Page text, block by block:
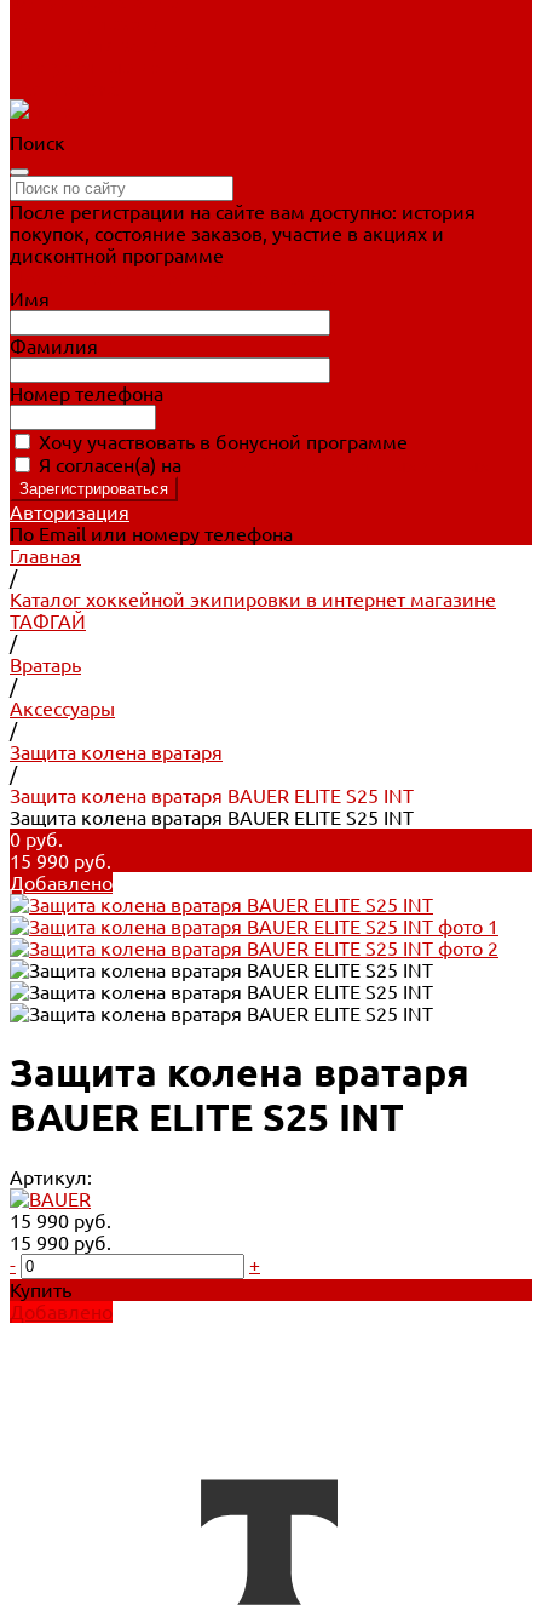
Поиск
После регистрации на сайте вам доступно: история
покупок, состояние заказов, участие в акциях и
дисконтной программе
Имя
Фамилия
Номер телефона
Хочу участвовать в бонусной программе
Я согласен(а) на
Авторизация
По Email или номеру телефона
Главная
/
Каталог хоккейной экипировки в интернет магазине
ТАФГАЙ
/
Вратарь
/
Аксессуары
/
Защита колена вратаря
/
Защита колена вратаря BAUER ELITE S25 INT
Защита колена вратаря BAUER ELITE S25 INT
0 руб.
15 990 руб.
Добавлено
Защита колена вратаря
BAUER ELITE S25 INT
Артикул:
15 990 руб.
15 990 руб.
-
+
Купить
Добавлено